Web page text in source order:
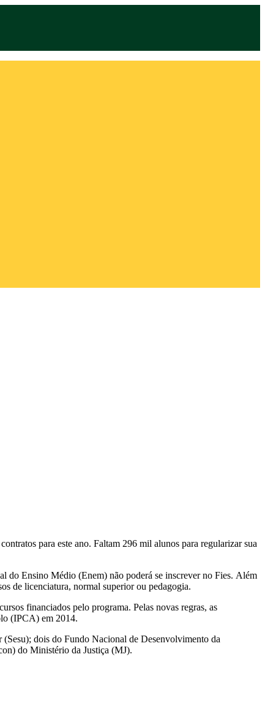
para este ano. Faltam 296 mil alunos para regularizar sua
do Ensino Médio (Enem) não poderá se inscrever no Fies. Além
de licenciatura, normal superior ou pedagogia.
financiados pelo programa. Pelas novas regras, as
(IPCA) em 2014.
(Sesu); dois do Fundo Nacional de Desenvolvimento da
do Ministério da Justiça (MJ).